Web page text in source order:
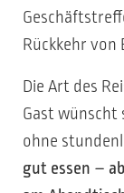
Rückkehr von
Die Art des
Gast wünscht
ohne
gut essen –